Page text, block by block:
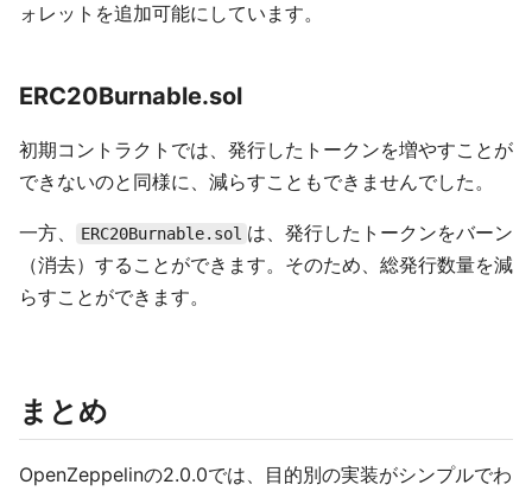
ォレットを追加可能にしています。
ERC20Burnable.sol
初期コントラクトでは、発行したトークンを増やすことが
できないのと同様に、減らすこともできませんでした。
一方、 ERC20Burnable.sol は、発行したトークンをバーン
（消去）することができます。そのため、総発行数量を減
らすことができます。
まとめ
OpenZeppelinの2.0.0では、目的別の実装がシンプルでわ